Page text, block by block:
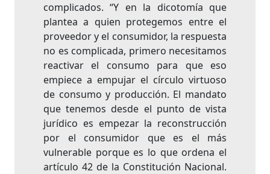
complicados. “Y en la dicotomía que
plantea a quien protegemos entre el
proveedor y el consumidor, la respuesta
no es complicada, primero necesitamos
reactivar el consumo para que eso
empiece a empujar el círculo virtuoso
de consumo y producción. El mandato
que tenemos desde el punto de vista
jurídico es empezar la reconstrucción
por el consumidor que es el más
vulnerable porque es lo que ordena el
artículo 42 de la Constitución Nacional.